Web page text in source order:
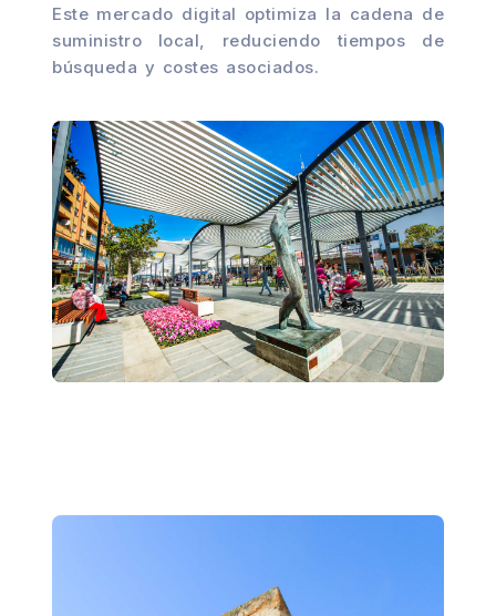
Este mercado digital optimiza la cadena de
suministro local, reduciendo tiempos de
búsqueda y costes asociados.